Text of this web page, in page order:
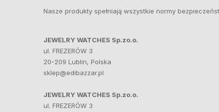
Nasze produkty spełniają wszystkie normy
JEWELRY WATCHES Sp.zo.o.
ul. FREZERÓW 3
20-209 Lublin, Polska
sklep@edibazzar.pl
JEWELRY WATCHES Sp.zo.o.
ul. FREZERÓW 3